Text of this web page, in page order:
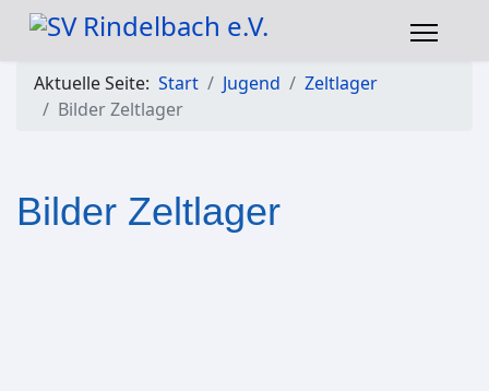
Aktuelle Seite: Start Jugend
Zeltlager
Bilder Zeltlager
Bilder Zeltlager